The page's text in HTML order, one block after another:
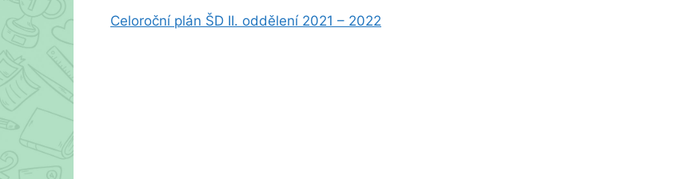
Celoroční plán ŠD II. oddělení 2021 – 2022